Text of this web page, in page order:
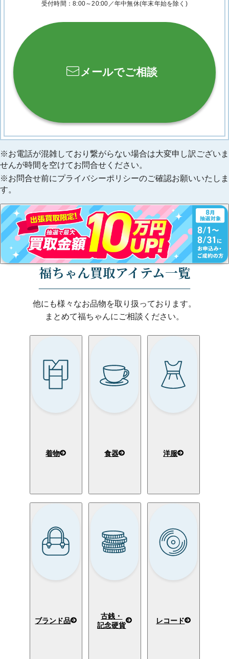
受付時間：8:00～20:00／年中無休(年末年始を除く)
メールでご相談
お電話が混雑しており繋がらない場合は大変申し訳ございま
せんが時間を空けてお問合せください。
お問合せ前にプライバシーポリシーのご確認お願いいたしま
す。
福ちゃん買取アイテム一覧
他にも様々なお品物を取り扱っております。
まとめて福ちゃんにご相談ください。
着物 食器 洋服
ブランド品
古銭・
記念硬貨
レコード